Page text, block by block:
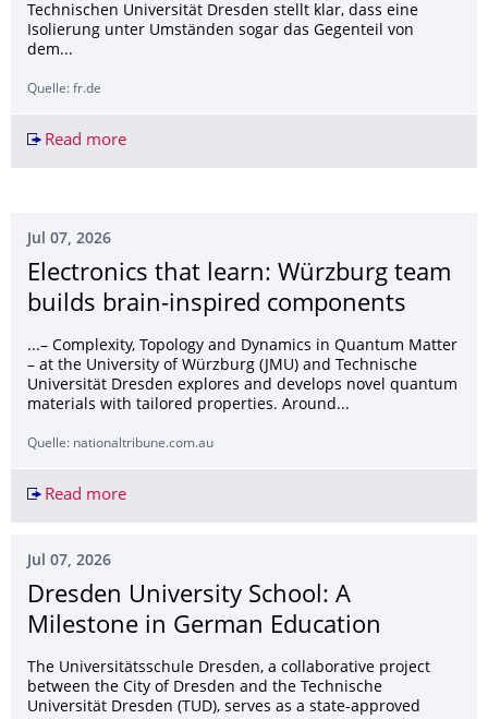
Technischen Universität Dresden stellt klar, dass eine
Isolierung unter Umständen sogar das Gegenteil von
dem...
Quelle: fr.de
Read moreUnerträgliche Hitze im Haus: Welcher Fehler
Jul 07, 2026
Electronics that learn: Würzburg team
builds brain-inspired components
...– Complexity, Topology and Dynamics in Quantum Matter
– at the University of Würzburg (JMU) and Technische
Universität Dresden explores and develops novel quantum
materials with tailored properties. Around...
Quelle: nationaltribune.com.au
Read moreElectronics that learn: Würzburg team builds
Jul 07, 2026
Dresden University School: A
Milestone in German Education
The Universitätsschule Dresden, a collaborative project
between the City of Dresden and the Technische
Universität Dresden (TUD), serves as a state-approved